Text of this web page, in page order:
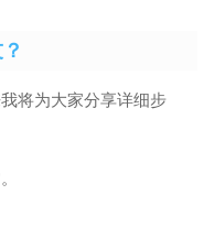
将为大家分享详细步